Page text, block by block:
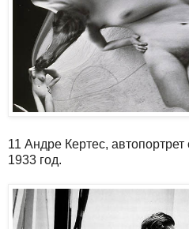
11 Андре Кертеc,
1933 год.